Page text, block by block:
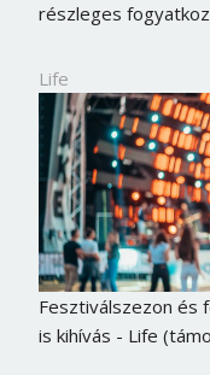
részleges
Life
Fesztiválszezon és
is kihívás - Life